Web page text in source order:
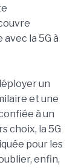
la 5G à
un
et une
à un
choix, la 5G
pour les
enfin,